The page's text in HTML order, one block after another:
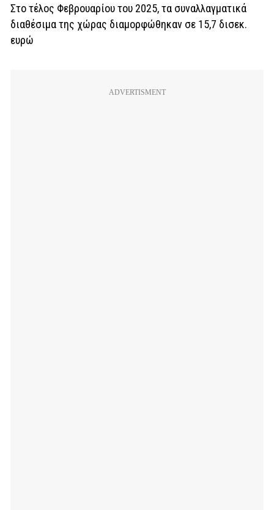
Στο τέλος Φεβρουαρίου του 2025, τα συναλλαγματικά
διαθέσιμα της χώρας διαμορφώθηκαν σε 15,7 δισεκ.
ευρώ